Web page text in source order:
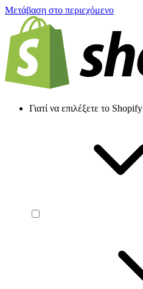
Μετάβαση στο περιεχόμενο
Γιατί να επιλέξετε το Shopify